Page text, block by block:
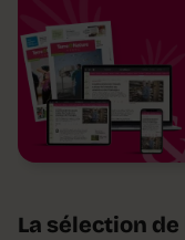
La sélection